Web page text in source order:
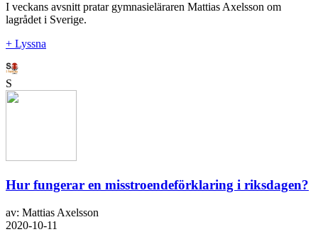
I veckans avsnitt pratar gymnasieläraren Mattias Axelsson om
lagrådet i Sverige.
+ Lyssna
S
Hur fungerar en misstroendeförklaring i riksdagen?
av: Mattias Axelsson
2020-10-11